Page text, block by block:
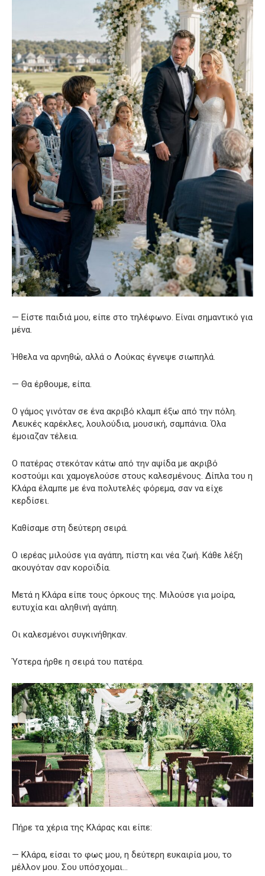
— Είστε παιδιά μου, είπε στο τηλέφωνο. Είναι σημαντικό για
μένα.
Ήθελα να αρνηθώ, αλλά ο Λούκας έγνεψε σιωπηλά.
— Θα έρθουμε, είπα.
Ο γάμος γινόταν σε ένα ακριβό κλαμπ έξω από την πόλη.
Λευκές καρέκλες, λουλούδια, μουσική, σαμπάνια. Όλα
έμοιαζαν τέλεια.
Ο πατέρας στεκόταν κάτω από την αψίδα με ακριβό
κοστούμι και χαμογελούσε στους καλεσμένους. Δίπλα του η
Κλάρα έλαμπε με ένα πολυτελές φόρεμα, σαν να είχε
κερδίσει.
Καθίσαμε στη δεύτερη σειρά.
Ο ιερέας μιλούσε για αγάπη, πίστη και νέα ζωή. Κάθε λέξη
ακουγόταν σαν κοροϊδία.
Μετά η Κλάρα είπε τους όρκους της. Μιλούσε για μοίρα,
ευτυχία και αληθινή αγάπη.
Οι καλεσμένοι συγκινήθηκαν.
Ύστερα ήρθε η σειρά του πατέρα.
Πήρε τα χέρια της Κλάρας και είπε:
— Κλάρα, είσαι το φως μου, η δεύτερη ευκαιρία μου, το
μέλλον μου. Σου υπόσχομαι…